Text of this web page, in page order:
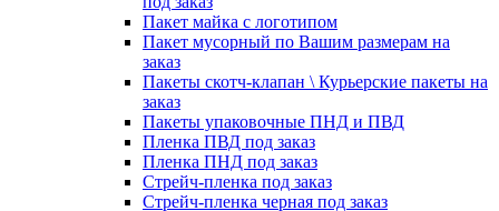
Пакет майка с логотипом
Пакет мусорный по Вашим размерам на
заказ
Пакеты скотч-клапан \ Курьерские пакеты на
заказ
Пакеты упаковочные ПНД и ПВД
Пленка ПВД под заказ
Пленка ПНД под заказ
Стрейч-пленка под заказ
Стрейч-пленка черная под заказ